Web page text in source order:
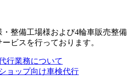
整備工場様および4輪車販売整備
ビスを行っております。
行業務について
ョップ向け車検代行